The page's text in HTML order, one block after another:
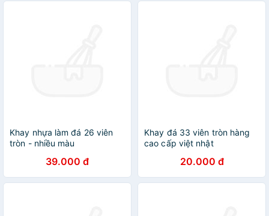
Khay nhựa làm đá 26 viên
tròn - nhiều màu
39.000 đ
Khay đá 33 viên tròn hàng
cao cấp việt nhật
20.000 đ